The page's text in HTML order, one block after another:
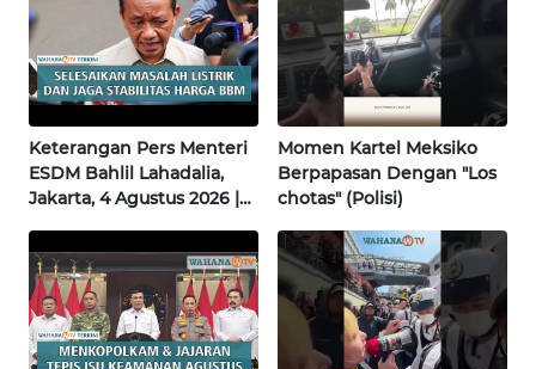
Keterangan Pers Menteri
ESDM Bahlil Lahadalia,
Jakarta, 4 Agustus 2026 |
Momen Kartel Meksiko
Berpapasan Dengan "Los
chotas" (Polisi)
JATENG
NUSANTARA
WN
JOGJA
WN
JATIM